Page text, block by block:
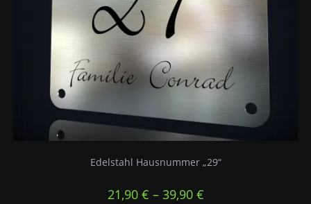
Edelstahl Hausnummer „29“
21,90 € – 39,90 €